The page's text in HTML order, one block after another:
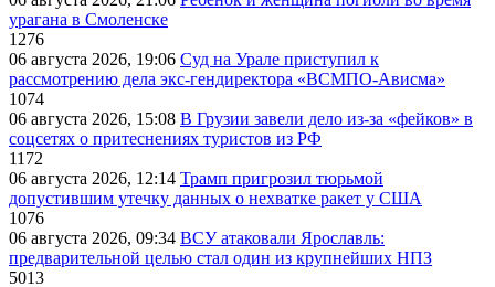
урагана в Смоленске
1276
06 августа 2026, 19:06 Суд на Урале приступил к
рассмотрению дела экс-гендиректора «ВСМПО-Ависма»
1074
06 августа 2026, 15:08 В Грузии завели дело из-за «фейков» в
соцсетях о притеснениях туристов из РФ
1172
06 августа 2026, 12:14 Трамп пригрозил тюрьмой
допустившим утечку данных о нехватке ракет у США
1076
06 августа 2026, 09:34 ВСУ атаковали Ярославль:
предварительной целью стал один из крупнейших НПЗ
5013